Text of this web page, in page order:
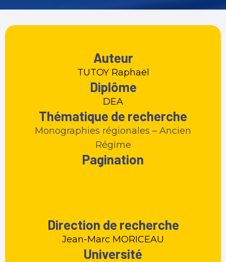
Auteur
TUTOY Raphaël
Diplôme
DEA
Thématique de recherche
Monographies régionales – Ancien
Régime
Pagination
Direction de recherche
Jean-Marc MORICEAU
Université